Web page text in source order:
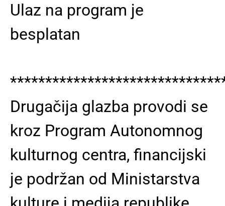
Ulaz na program je
besplatan
Drugačija glazba provodi se
kroz Program Autonomnog
kulturnog centra, financijski
je podržan od Ministarstva